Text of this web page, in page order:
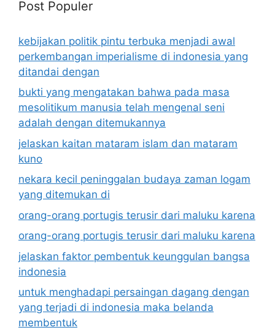
Post Populer
kebijakan politik pintu terbuka menjadi awal
perkembangan imperialisme di indonesia yang
ditandai dengan
bukti yang mengatakan bahwa pada masa
mesolitikum manusia telah mengenal seni
adalah dengan ditemukannya
jelaskan kaitan mataram islam dan mataram
kuno
nekara kecil peninggalan budaya zaman logam
yang ditemukan di
orang-orang portugis terusir dari maluku karena
orang-orang portugis terusir dari maluku karena
jelaskan faktor pembentuk keunggulan bangsa
indonesia
untuk menghadapi persaingan dagang dengan
yang terjadi di indonesia maka belanda
membentuk